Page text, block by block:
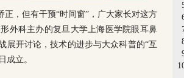
，但有干预“时间窗”，广大家长对这方
外科主办的复旦大学上海医学院眼耳鼻
展开讨论，技术的进步与大众科普的“互
成立。